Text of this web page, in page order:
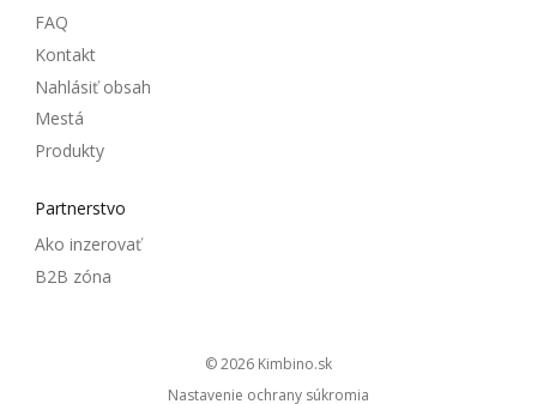
FAQ
Kontakt
Nahlásiť obsah
Mestá
Produkty
Partnerstvo
Ako inzerovať
B2B zóna
© 2026
kimbino.sk
Nastavenie ochrany súkromia